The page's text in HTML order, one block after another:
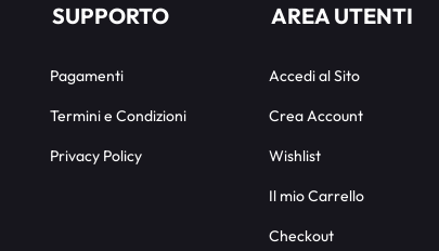
SUPPORTO
Pagamenti
Termini e Condizioni
Privacy Policy
AREA UTENTI
Accedi al Sito
Crea Account
Wishlist
Il mio Carrello
Checkout